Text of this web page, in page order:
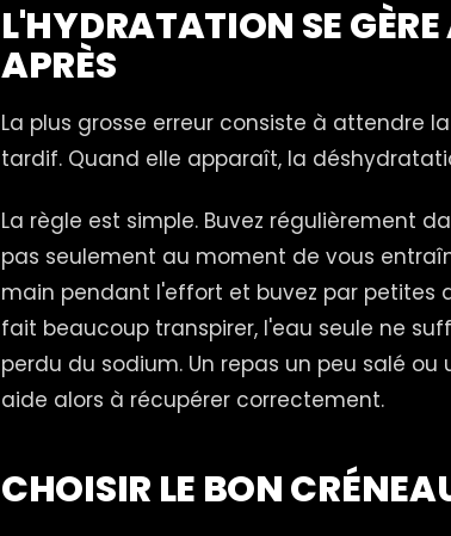
L'HYDRATATION SE
APRÈS
La plus grosse erreur consiste à attendre
tardif. Quand elle apparaît, la
La règle est simple. Buvez régulièrement
pas seulement au moment de vous
main pendant l'effort et buvez par petites
fait beaucoup transpirer, l'eau seule ne
perdu du sodium. Un repas un peu salé
aide alors à récupérer correctement.
CHOISIR LE BON